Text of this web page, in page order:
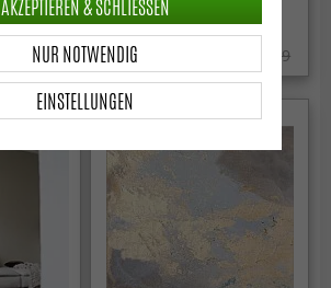
SFr. 88.99 SFr. 115.99
EINSTELLUNGEN
NUR NOTWENDIG
AKZEPTIEREN & SCHLIESSEN